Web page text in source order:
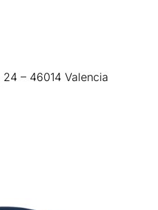
– 46014 Valencia